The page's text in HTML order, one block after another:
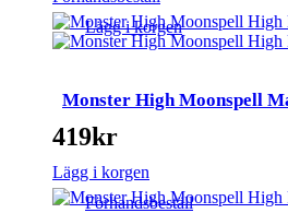
Lägg i korgen
Monster High Moonspell
419kr
Lägg i korgen
Förhandsbeställ